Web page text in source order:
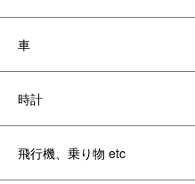
車
時計
飛行機、乗り物 etc